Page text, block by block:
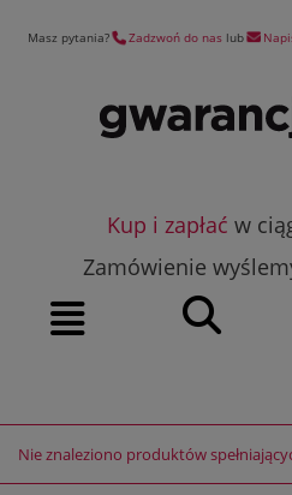
Masz pytania? Zadzwoń do nas lub
Kup i zapłać w
Zamówienie
Nie znaleziono produktów